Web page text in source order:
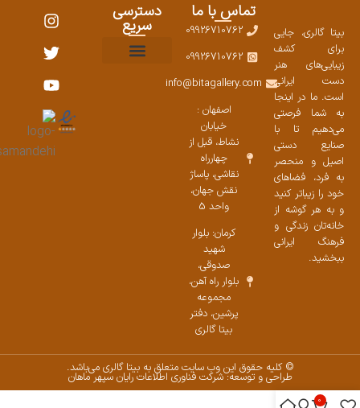
بیتا گالری، جایی
برای کشف
زیبایی‌های هنر
دست ایرانی
است. ما در اینجا
به شما فرصتی
می‌دهیم تا با
صنایع دستی
اصیل و منحصر
به فرد، فضاهای
خود را زیباتر کنید
و به هر گوشه از
خانه‌تان زندگی و
فرهنگ ایرانی
ببخشید.
تماس با ما
09926710762
09926710762
info@bitagallery.com
اصفهان :
خیابان
نشاط، قبل از
چهارراه
نقاشی، پاساژ
نقش جهان،
واحد 5
کرمان: بلوار
شهید
صدوقی،
بلوار راه آهن،
مجموعه
پرشین،‌ دفتر
بیتا گالری
دسترسی
سریع
© کلیه حقوق این وب سایت متعلق به بیتا گالری می‌باشد.
طراحی و توسعه: شرکت فناوری اطلاعات رایان سپهر ماهان
0